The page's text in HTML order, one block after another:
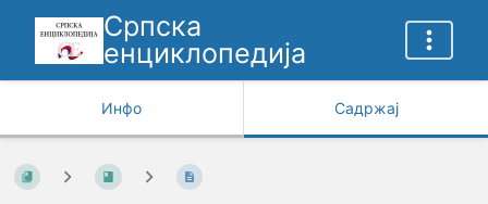
Српска
енциклопедија
Инфо Садржај